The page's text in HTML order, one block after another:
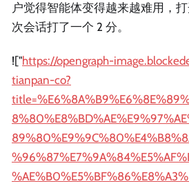
户觉得智能体变得越来越难用，
次会话打了一个 2 分。
!["https://opengraph-
tianpan-co?